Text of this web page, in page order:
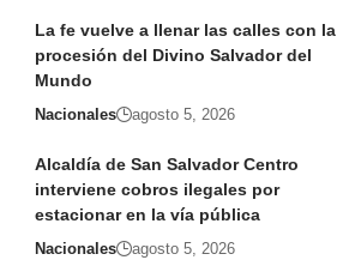
La fe vuelve a llenar las calles con la
procesión del Divino Salvador del
Mundo
Nacionales agosto 5, 2026
Alcaldía de San Salvador Centro
interviene cobros ilegales por
estacionar en la vía pública
Nacionales agosto 5, 2026